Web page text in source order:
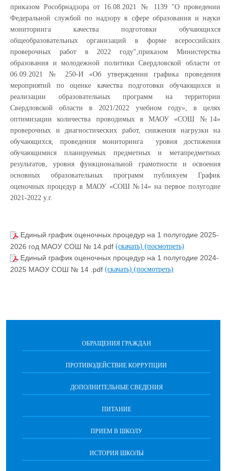
приказом Рособрнадзора от 16.08.2021 № 1139 "О проведении
Федеральной службой по надзору в сфере образования и науки
мониторинга качества подготовки обучающихся
общеобразовательных организаций в форме всероссийских
проверочных работ в 2022 году",приказом Министерства
образования и молодежной политики Свердловской области от
06.09.2021 № 250-И «Об утверждении графика проведения
мероприятий по оценке качества подготовки обучающихся и
реализации образовательных программ на территории
Свердловской области в 2021/2022 учебном году», в целях
оптимизации количества проводимых в МАОУ «СОШ №14»
проверочных и диагностических работ, снижения нагрузки на
обучающихся, проведения мониторинга уровня достижения
обучающимися планируемых предметных и метапредметных
результатов, уровня функциональной грамотности и освоения
основных образовательных программ публикуем График
оценочных процедур в МАОУ «СОШ №14» на первое полугодие
2021-2022 у.г.
Единый график оценочных процедур на 1 полугодие 2025-
2026 год МАОУ СОШ № 14.pdf (скачать) (посмотреть)
Единый график оценочных процедур на 1 полугодие 2024-
2025 МАОУ СОШ № 14 .pdf (скачать) (посмотреть)
ОБРАЩЕНИЯ ГРАЖДАН
ПРОТИВОДЕЙСТВИЕ КОРРУПЦИИ
ДОПОЛНИТЕЛЬНЫЕ СВЕДЕНИЯ
ПИТАНИЕ
ПРИЕМ В ШКОЛУ
ИСТОРИЯ ШКОЛЫ